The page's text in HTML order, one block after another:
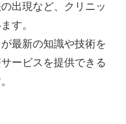
出現など、クリニッ
す。
最新の知識や技術を
ービスを提供できる